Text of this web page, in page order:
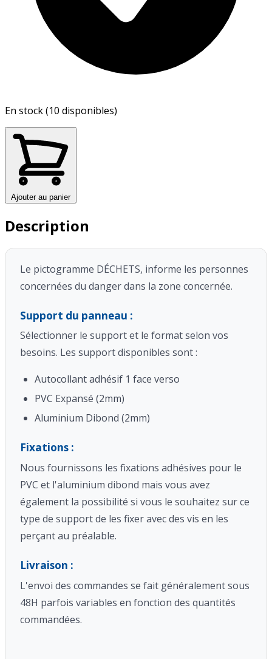
En stock (10 disponibles)
Ajouter au panier
Description
Le pictogramme DÉCHETS, informe les personnes
concernées du danger dans la zone concernée.
Support du panneau :
Sélectionner le support et le format selon vos
besoins. Les support disponibles sont :
Autocollant adhésif 1 face verso
PVC Expansé (2mm)
Aluminium Dibond (2mm)
Fixations :
Nous fournissons les fixations adhésives pour le
PVC et l'aluminium dibond mais vous avez
également la possibilité si vous le souhaitez sur ce
type de support de les fixer avec des vis en les
perçant au préalable.
Livraison :
L'envoi des commandes se fait généralement sous
48H parfois variables en fonction des quantités
commandées.